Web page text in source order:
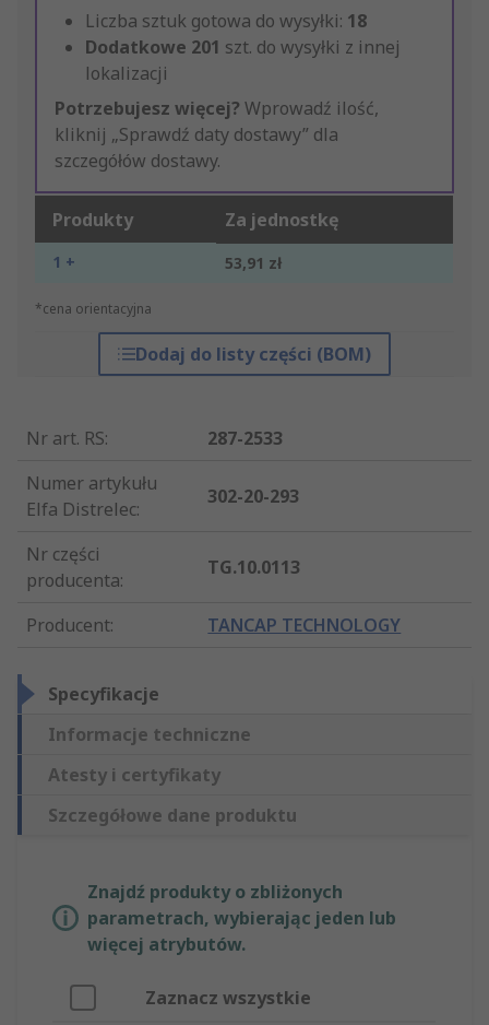
Liczba sztuk gotowa do wysyłki: 18
Dodatkowe 201 szt. do wysyłki z innej
lokalizacji
Potrzebujesz więcej? Wprowadź ilość,
kliknij „Sprawdź daty dostawy” dla
szczegółów dostawy.
Produkty Za jednostkę
1 + 53,91 zł
*cena orientacyjna
Dodaj do listy części (BOM)
Nr art. RS:
287-2533
Numer artykułu
Elfa Distrelec:
302-20-293
Nr części
producenta:
TG.10.0113
Producent: TANCAP TECHNOLOGY
Specyfikacje
Informacje techniczne
Atesty i certyfikaty
Szczegółowe dane produktu
Znajdź produkty o zbliżonych
parametrach, wybierając jeden lub
więcej atrybutów.
Zaznacz wszystkie